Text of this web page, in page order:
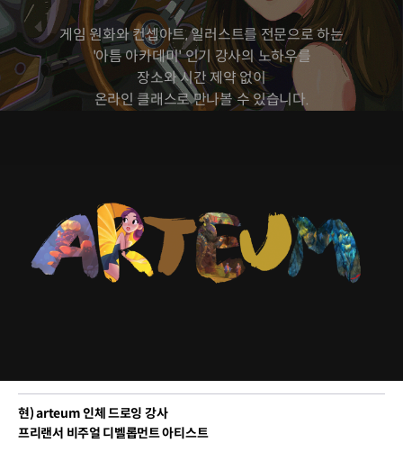
게임 원화와 컨셉아트, 일러스트를 전문으로 하는
'아틈 아카데미' 인기 강사의 노하우를
장소와 시간 제약 없이
온라인 클래스로 만나볼 수 있습니다.
현) arteum 인체 드로잉 강사
프리랜서 비주얼 디벨롭먼트 아티스트